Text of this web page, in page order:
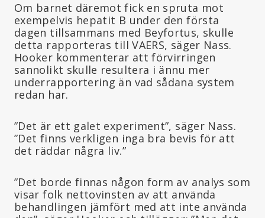
Om barnet däremot fick en spruta mot
exempelvis hepatit B under den första
dagen tillsammans med Beyfortus, skulle
detta rapporteras till VAERS, säger Nass.
Hooker kommenterar att förvirringen
sannolikt skulle resultera i ännu mer
underrapportering än vad sådana system
redan har.
”Det är ett galet experiment”, säger Nass.
”Det finns verkligen inga bra bevis för att
det räddar några liv.”
”Det borde finnas någon form av analys som
visar folk nettovinsten av att använda
behandlingen jämfört med att inte använda